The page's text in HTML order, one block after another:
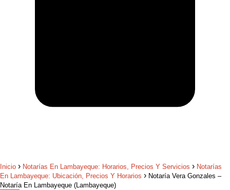
Inicio Notarías En Lambayeque: Horarios, Precios Y Servicios
Notarías
En Lambayeque: Ubicación, Precios Y Horarios
Notaría Vera Gonzales –
Notaría En Lambayeque (Lambayeque)